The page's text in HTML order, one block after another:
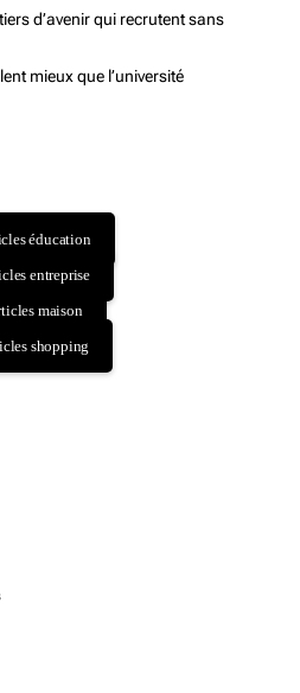
d’avenir qui recrutent sans
mieux que l’université
éducation
entreprise
maison
shopping